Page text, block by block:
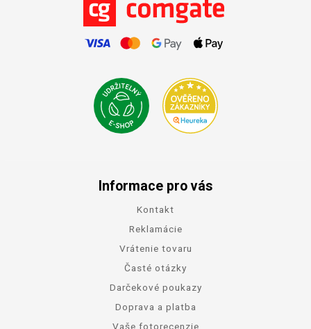
Informace pro vás
Kontakt
Reklamácie
Vrátenie tovaru
Časté otázky
Darčekové poukazy
Doprava a platba
Vaše fotorecenzie